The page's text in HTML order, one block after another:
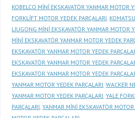
KOBELCO MİNİ EKSKAVATÖR YANMAR MOTOR
FORKLİFT MOTOR YEDEK PARÇALARI
LIUGONG MİNİ EKSKAVATÖR YANMAR MOTOR
MİNİ EKSKAVATÖR YANMAR MOTOR YEDEK
EKSKAVATÖR YANMAR MOTOR YEDEK
EKSKAVATÖR YANMAR MOTOR YEDEK
EKSKAVATÖR YANMAR MOTOR YEDEK
YANMAR MOTOR YEDEK PARÇALARI ,WACKER
YANMAR MOTOR YEDEK PARÇALARI ,YALE
PARÇALARI ,YANMAR MİNİ EKSKAVATÖR